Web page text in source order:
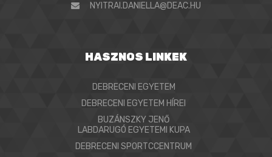
NYITRAI.DANIELLA@DEAC.HU
HASZNOS LINKEK
DEBRECENI EGYETEM
DEBRECENI EGYETEM HÍREI
BUZÁNSZKY JENŐ
LABDARUGÓ EGYETEMI KUPA
DEBRECENI SPORTCCENTRUM